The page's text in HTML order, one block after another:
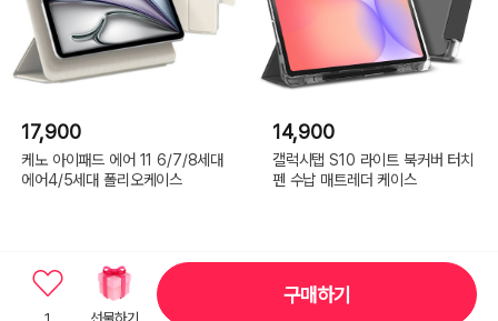
17,900
케노 아이패드 에어 11 6/7/8세대
에어4/5세대 폴리오케이스
14,900
갤럭시탭 S10 라이트 북커버 터치
펜 수납 매트레더 케이스
구매하기